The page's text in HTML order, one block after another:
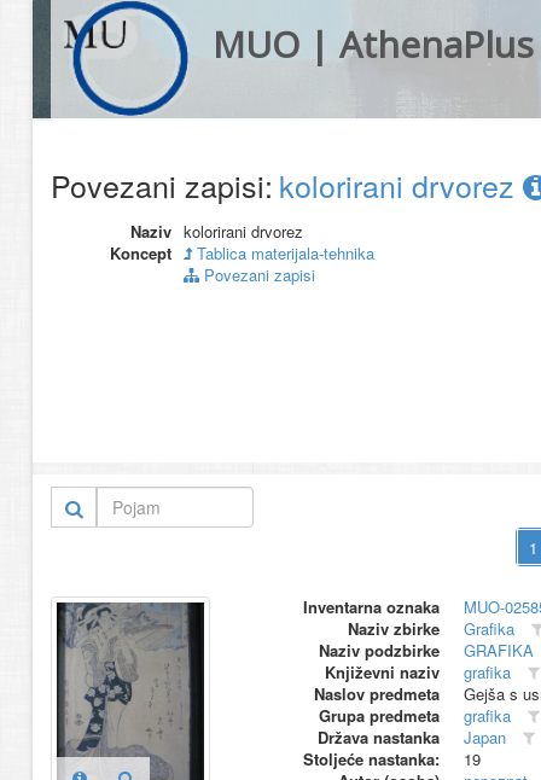
MUO | AthenaPlus
Povezani zapisi: kolorirani drvorez
Naziv kolorirani drvorez
Koncept
Tablica materijala-tehnika
Povezani zapisi
Inventarna oznaka
MUO-
Naziv zbirke
Grafika
Naziv podzbirke
GRAFIKA
Književni naziv
grafika
Naslov predmeta
Gejša s
Grupa predmeta
grafika
Država nastanka
Japan
Stoljeće nastanka:
19